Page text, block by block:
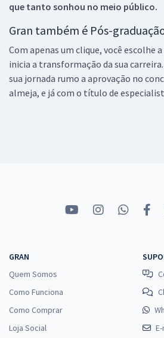
que tanto sonhou no meio público.
Gran também é Pós-
Com apenas um clique, você escolhe
inicia a transformação da sua
sua jornada rumo a aprovação no
almeja, e já com o título de
GRAN
Quem Somos
Como Funciona
Como Comprar
Loja Social